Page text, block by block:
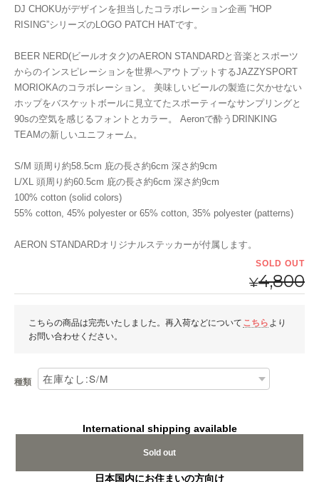
DJ CHOKUがデザインを担当したコラボレーション企画 ”HOP
RISING”シリーズのLOGO PATCH HATです。
BEER NERD(ビールオタク)のAERON STANDARDと音楽とスポーツ
からのインスピレーションを世界へアウトプットするJAZZYSPORT
MORIOKAのコラボレーション。 美味しいビールの製造に欠かせない
ホップをバスケットボールに見立てたスポーティーなサンプリングと
90sの空気を感じるフォントとカラー。 Aeronで酔うDRINKING
TEAMの新しいユニフォーム。
S/M 頭周り約58.5cm 庇の長さ約6cm 深さ約9cm
L/XL 頭周り約60.5cm 庇の長さ約6cm 深さ約9cm
100% cotton (solid colors)
55% cotton, 45% polyester or 65% cotton, 35% polyester (patterns)
AERON STANDARDオリジナルステッカーが付属します。
SOLD OUT
¥4,800
こちらの商品は完売いたしました。再入荷などについて こちら より
お問い合わせください。
種類
International shipping available
Sold out
日本国内にお住まいの方向け